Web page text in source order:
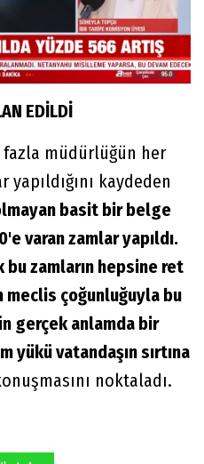
EDİLDİ
müdürlüğün her
kaydeden
basit bir belge
varan zamlar yapıldı.
bu zamların hepsine ret
meclis çoğunluğuyla bu
gerçek anlamda bir
yükü vatandaşın sırtına
noktaladı.